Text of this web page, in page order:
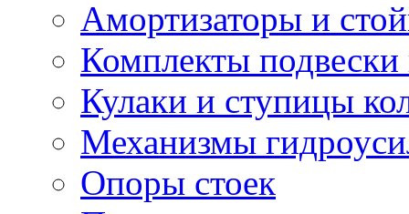
Амортизаторы и
Комплекты подвески
Кулаки и ступицы
Механизмы
Опоры стоек